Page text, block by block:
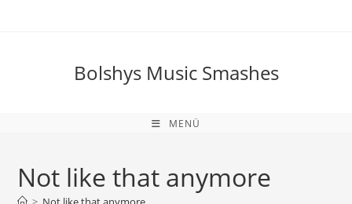
Bolshys Music Smashes
MENÜ
Not like that anymore